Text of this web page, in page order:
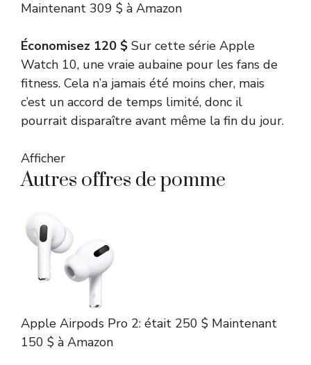
Maintenant 309 $ à Amazon
Économisez 120 $ Sur cette série Apple
Watch 10, une vraie aubaine pour les fans de
fitness. Cela n’a jamais été moins cher, mais
c’est un accord de temps limité, donc il
pourrait disparaître avant même la fin du jour.
Afficher
Autres offres de pomme
Apple Airpods Pro 2: était 250 $ Maintenant
150 $ à Amazon